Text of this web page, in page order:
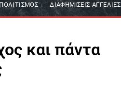
ΠΟΛΙΤΙΣΜΌΣ ΔΙΑΦΗΜΊΣΕΙΣ-ΑΓΓΕΛΊΕΣ
και πάντα